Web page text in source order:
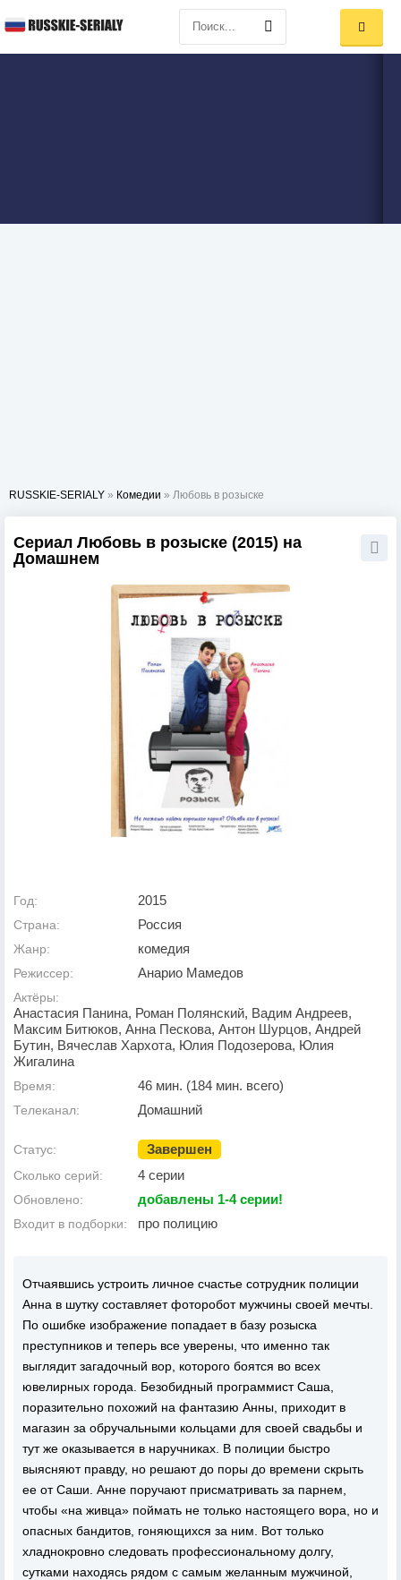
RUSSKIE-SERIALY » Комедии » Любовь в розыске
Сериал Любовь в розыске (2015) на
Домашнем
Год: 2015
Страна: Россия
Жанр: комедия
Режиссер: Анарио Мамедов
Актёры:
Анастасия Панина, Роман Полянский, Вадим Андреев,
Максим Битюков, Анна Пескова, Антон Шурцов, Андрей
Бутин, Вячеслав Хархота, Юлия Подозерова, Юлия
Жигалина
Время: 46 мин. (184 мин. всего)
Телеканал: Домашний
Статус: Завершен
Сколько серий: 4 серии
Обновлено: добавлены 1-4 серии!
Входит в подборки: про полицию
Отчаявшись устроить личное счастье сотрудник полиции
Анна в шутку составляет фоторобот мужчины своей мечты.
По ошибке изображение попадает в базу розыска
преступников и теперь все уверены, что именно так
выглядит загадочный вор, которого боятся во всех
ювелирных города. Безобидный программист Саша,
поразительно похожий на фантазию Анны, приходит в
магазин за обручальными кольцами для своей свадьбы и
тут же оказывается в наручниках. В полиции быстро
выясняют правду, но решают до поры до времени скрыть
ее от Саши. Анне поручают присматривать за парнем,
чтобы «на живца» поймать не только настоящего вора, но и
опасных бандитов, гоняющихся за ним. Вот только
хладнокровно следовать профессиональному долгу,
сутками находясь рядом с самым желанным мужчиной,